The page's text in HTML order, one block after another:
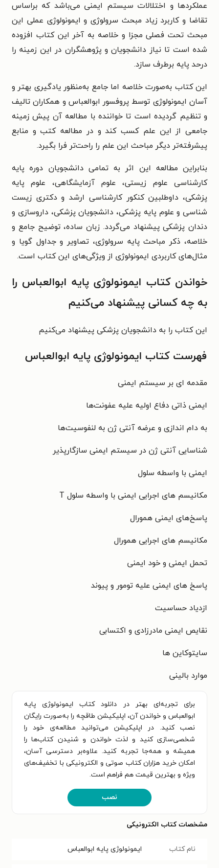
عملکردها و اختلالات سیستم ایمنی می‌باشد که براساس
تقاضا و کاربرد زیاد مبحث سرولوژی و ایمونولوژی عملی این
مبحث تحت فصلی مجزا و خلاصه به آخر این کتاب افزوده
شده است تا نیاز دانشجویان و پژوهشگران در این زمینه را
درحد پایه برطرف سازد.
این کتاب به‌صورت خلاصه اما جامع به‌منظور یادگیری بهتر و
آسان ایمونولوژی توسط پروفسور ابوالعباس و همکاران تالیف
و تنظیم گردیده است تا خواننده با مطالعه آن پیش زمینه
جامعی از این علم کسب کند و در مطالعه کتب و منابع
پیشرفته‌تر دیگر مباحث این علم را راحت‌تر فرا بگیرد.
بنابراین مطالعه این اثر به تمامی دانشجویان دوره پایه
کارشناسی علوم زیستی، علوم آزمایشگاهی، علوم پایه
پزشکی، داوطلبین کنکور کارشناسی ارشد و دکتری زیست
شناسی و علوم پایه پزشکی، دانشجویان پزشکی، داروسازی و
دندان پزشکی پیشنهاد می‌گردد. زبان ساده، توضیح جامع و
خلاصه، ذکر مباحث پایه سرولوژی، تصاویر و جداول گویا و
مثال‌های کاربردی ایمونولوژی از ویژگی‌های این کتاب است.
خواندن کتاب ایمونولوژی پایه ابوالعباس را
به چه کسانی پیشنهاد می‌کنیم
این کتاب را به دانشجویان پزشکی پیشنهاد می‌کنیم
فهرست کتاب ایمونولوژی پایه ابوالعباس
مقدمه ای بر سیستم ایمنی
ایمنی ذاتی دفاع اولیه علیه عفونت‌ها
به دام اندازی و عرضه آنتی ژن به لنفوسیت‌ها
شناسایی آنتی ژن در سیستم ایمنی سازگارپذیر
ایمنی با واسطه سلول
مکانیسم های اجرایی ایمنی با واسطه سلول T
پاسخ‌های ایمنی همورال
مکانیسم های اجرایی همورال
تحمل ایمنی و خود ایمنی
پاسخ های ایمنی علیه تومور و پیوند
ازدیاد حساسیت
نقایص ایمنی مادرزادی و اکتسابی
سایتوکاین ها
موارد بالینی
برای تجربه‌ای بهتر در دانلود کتاب ایمونولوژی پایه
ابوالعباس و خواندن آن، اپلیکیشن طاقچه را به‌صورت رایگان
نصب کنید. در اپلیکیشن می‌توانید مطالعه‌ی خود را
شخصی‌سازی کنید و لذت خواندن و شنیدن کتاب‌ها را
همیشه و همه‌جا تجربه کنید. علاوه‌بر دسترسی آسان،
امکان خرید هزاران کتاب صوتی و الکترونیکی با تخفیف‌های
ویژه و بهترین قیمت هم فراهم است.
نصب
مشخصات کتاب الکترونیکی
نام کتاب ایمونولوژی پایه ابوالعباس